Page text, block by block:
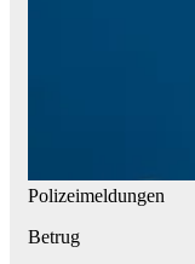
Polizeimeldungen
Betrug